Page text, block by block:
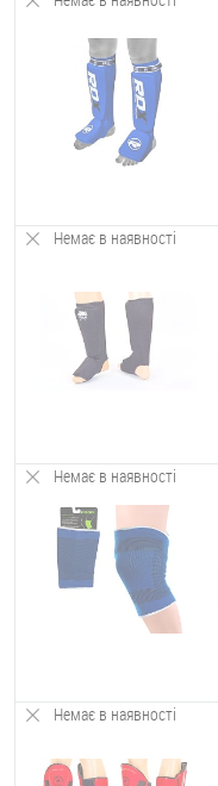
Немає в наявності
Немає в наявності
Немає в наявності